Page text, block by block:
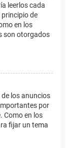
leerlos cada
principio de
en los
son otorgados
los anuncios
por
Como en los
fijar un tema